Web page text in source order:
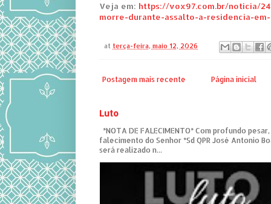
Veja em: https://vox97.com.br/noticia/
morre-durante-assalto-a-residencia-
at terça-feira, maio 12, 2026
Postagem mais recente Página inicial
Luto
*NOTA DE FALECIMENTO* Com profundo
falecimento do Senhor *Sd QPR José Antonio
será realizado n...